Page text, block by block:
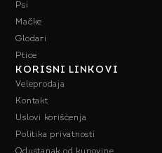
Psi
Mačke
Glodari
Ptice
KORISNI LINKOVI
Veleprodaja
Kontakt
Uslovi korišćenja
Politika privatnosti